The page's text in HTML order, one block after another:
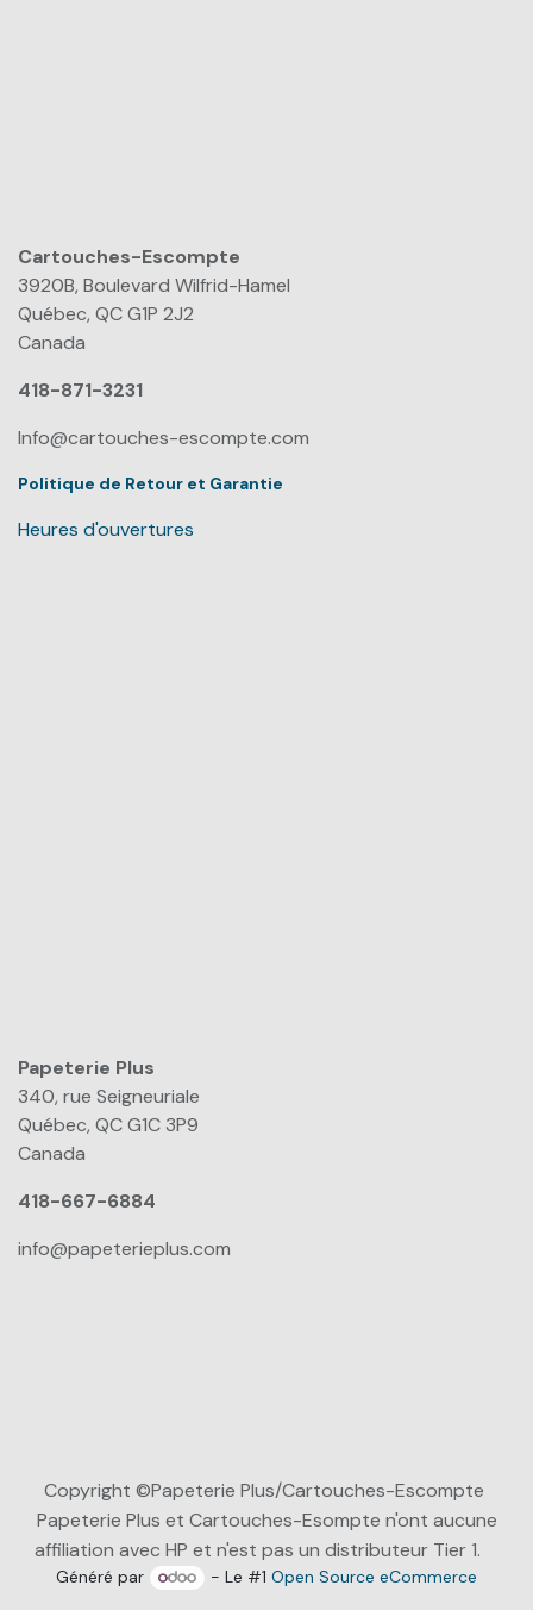
Cartouches-Escompte
3920B, Boulevard Wilfrid-Hamel
Québec, QC G1P 2J2
Canada
418-871-3231
Info@cartouches-escompte.com
Politique de Retour et Garantie
Heures d'ouvertures
Papeterie Plus​
340, rue Seigneuriale
Québec, QC G1C 3P9
Canada
418-667-6884
info@papeterieplus.com
Copyright ©Papeterie Plus/Cartouches-Escompte
Papeterie Plus et Cartouches-Esompte n'ont aucune
affiliation avec HP et n'est pas un distributeur Tier 1.
Généré par - Le #1Open Source eCommerce